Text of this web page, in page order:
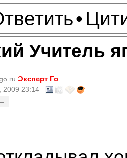
•
Учитель
Эксперт Го
2009 23:14
–